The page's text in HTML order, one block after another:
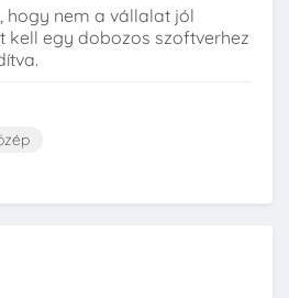
hogy nem a vállalat jól
egy dobozos szoftverhez